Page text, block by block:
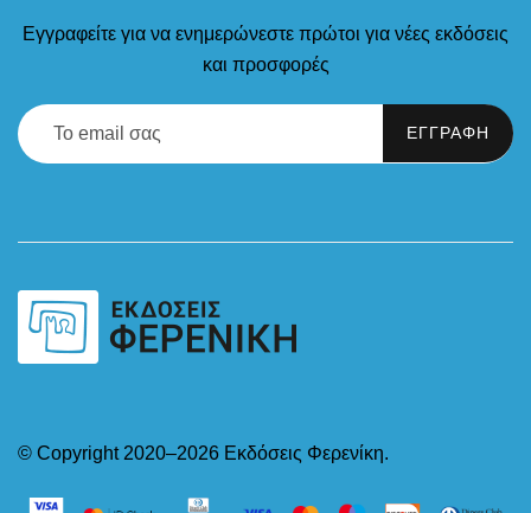
Εγγραφείτε για να ενημερώνεστε πρώτοι για νέες εκδόσεις
και προσφορές
© Copyright 2020–2026 Εκδόσεις Φερενίκη.